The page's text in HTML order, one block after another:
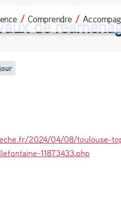
Comprendre
de
2024/04/08/toulouse-
11873433.php